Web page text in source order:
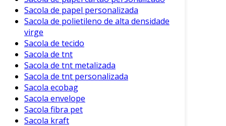
Sacola de papel personalizada
Sacola de polietileno de alta densidade
virge
Sacola de tecido
Sacola de tnt
Sacola de tnt metalizada
Sacola de tnt personalizada
Sacola ecobag
Sacola envelope
Sacola fibra pet
Sacola kraft